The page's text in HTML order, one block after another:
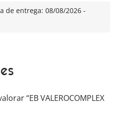
e
e
de entrega: 08/08/2026 -
“EB VALEROCOMPLEX